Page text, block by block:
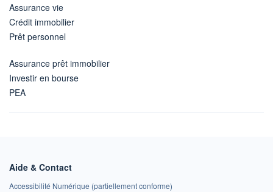
Assurance vie
Crédit immobilier
Prêt personnel
Assurance prêt immobilier
Investir en bourse
PEA
Aide & Contact
Accessibilité Numérique (partiellement conforme)